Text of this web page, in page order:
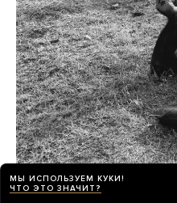
МЫ ИСПОЛЬЗУЕМ КУКИ!
ЧТО ЭТО ЗНАЧИТ?